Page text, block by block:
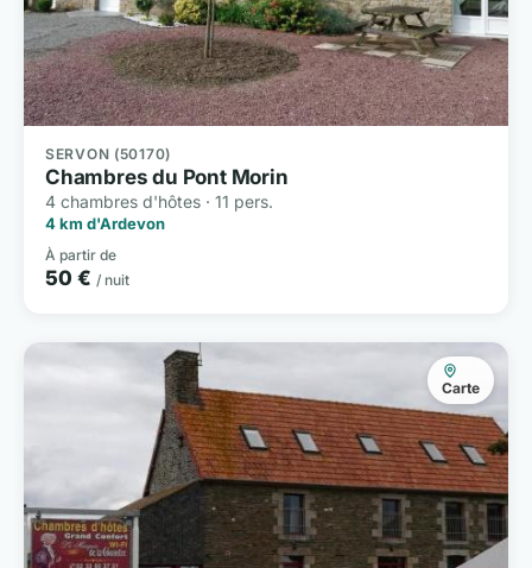
SERVON (50170)
Chambres du Pont Morin
4 chambres d'hôtes · 11 pers.
4 km d'Ardevon
À partir de
50 € / nuit
Carte